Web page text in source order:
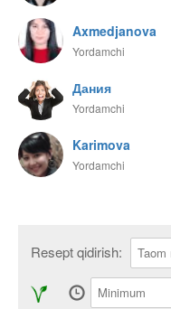
Axmedjanova
Yordamchi
Дания
Yordamchi
Karimova
Yordamchi
Resept qidirish: